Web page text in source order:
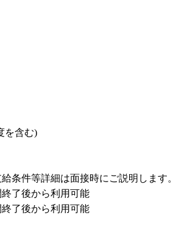
を含む)
条件等詳細は面接時にご説明します。
了後から利用可能
了後から利用可能